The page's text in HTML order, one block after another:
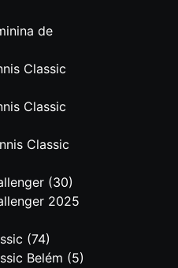
de
Classic
Classic
Classic
(30)
2025
(74)
Belém (5)